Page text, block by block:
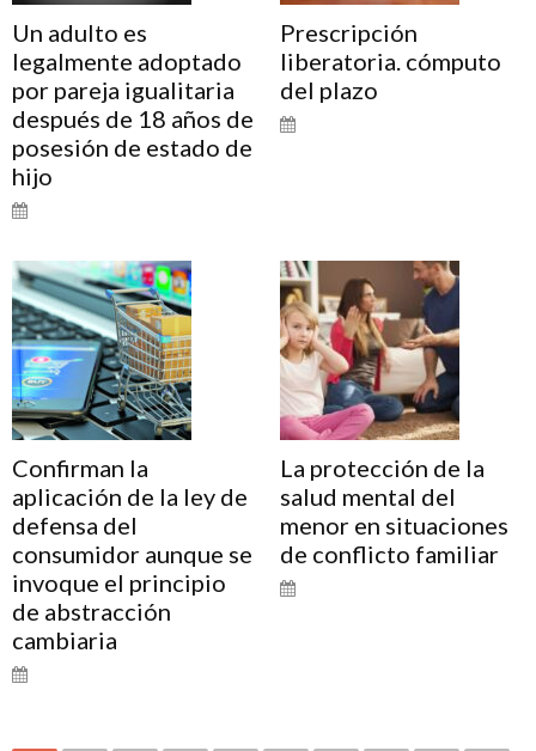
Un adulto es
legalmente adoptado
por pareja igualitaria
después de 18 años de
posesión de estado de
hijo
Prescripción
liberatoria. cómputo
del plazo
Confirman la
aplicación de la ley de
defensa del
consumidor aunque se
invoque el principio
de abstracción
cambiaria
La protección de la
salud mental del
menor en situaciones
de conflicto familiar